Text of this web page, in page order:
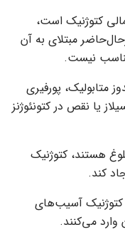
کتوژنیک است،
مبتلای به آن
نیست.
متابولیک، پورفیری
یا نقص در کتونئوژنز
هستند، کتوژنیک
کند.
کتوژنیک آسیب‌های
می‌کنند.